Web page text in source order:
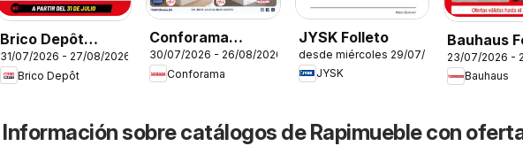
Brico Depôt
Folleto
31/07/2026 - 27/08/2026
Brico Depôt
Conforama
Folleto
30/07/2026 - 26/08/2026
Conforama
JYSK Folleto
desde miércoles 29/07/2026
JYSK
Bauhaus
23/07/2026 -
Bauhaus
Información sobre catálogos de Rapimueble con